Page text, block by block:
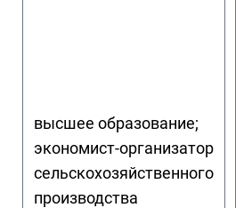
высшее образование;
экономист-организатор
сельскохозяйственного
производства